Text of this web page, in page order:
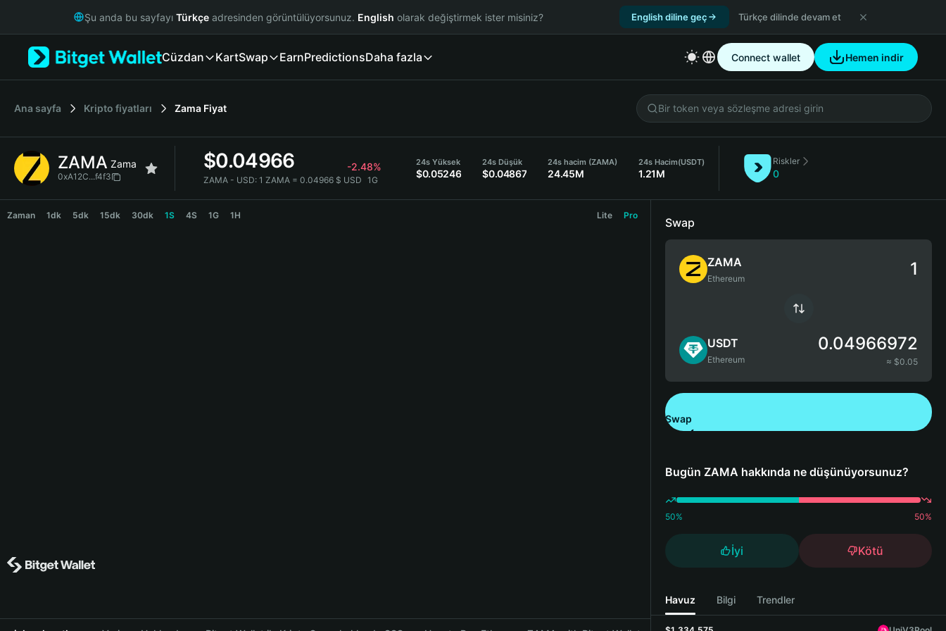
Русский
Italiano
简体中文
繁體中文
Bahasa Indonesia
Şu anda bu sayfayı Türkçe adresinden görüntülüyorsunuz. English olarak değiştirmek ister misiniz? English diline geç Türkçe dilinde devam et
Cüzdan KartSwap EarnPredictionsDaha fazla Connect wallet Hemen indir
Ana sayfa Kripto fiyatları Zama Fiyat
ZAMA Zama
0xA12C...f4f3
$0.04966 -2.48%
ZAMA - USD: 1 ZAMA = 0.04966 $ USD 1G
24s Yüksek
$0.05246
24s Düşük
$0.04867
24s hacim (ZAMA)
24.45M
24s Hacim(USDT)
1.21M
Riskler
0
Zaman 1dk 5dk 15dk 30dk 1S 4S 1G 1H Lite Pro
Swap
ZAMA
Ethereum
USDT
Ethereum
0.04966972
≈ $0.05
Swap
Bugün ZAMA hakkında ne düşünüyorsunuz?
50% 50%
İyi Kötü
Havuz Bilgi Trendler